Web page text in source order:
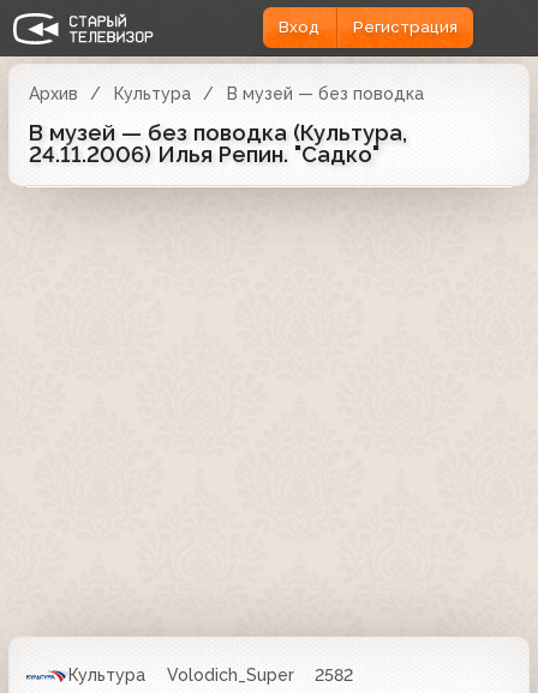
Вход Регистрация
Архив Культура В музей — без поводка
В музей — без поводка (Культура,
24.11.2006) Илья Репин. "Садко"
Культура Volodich_Super
2582